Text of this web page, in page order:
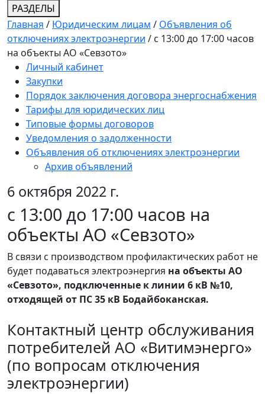
РАЗДЕЛЫ
Главная / Юридическим лицам / Объявления об
отключениях электроэнергии / с 13:00 до 17:00 часов
на объекты АО «Севзото»
Личный кабинет
Закупки
Порядок заключения договора энергоснабжения
Тарифы для юридических лиц
Типовые формы договоров
Уведомления о задолженности
Объявления об отключениях электроэнергии
Архив объявлений
6 октября 2022 г.
с 13:00 до 17:00 часов на
объекты АО «Севзото»
В связи с производством профилактических работ не
будет подаваться электроэнергия на объекты АО
«Севзото», подключенные к линии 6 кВ №10,
отходящей от ПС 35 кВ Бодайбоканская.
Контактный центр обслуживания
потребителей АО «Витимэнерго»
(по вопросам отключения
электроэнергии)